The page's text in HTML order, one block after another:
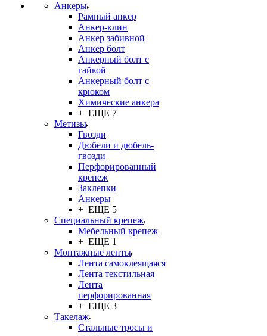
Анкеры
Рамный анкер
Анкер-клин
Анкер забивной
Анкер болт
Анкерный болт с
гайкой
Анкерный болт с
крюком
Химические анкера
+ ЕЩЕ 7
Метизы
Гвозди
Дюбели и дюбель-
гвозди
Перфорированный
крепеж
Заклепки
Анкеры
+ ЕЩЕ 5
Специальный крепеж
Мебельный крепеж
+ ЕЩЕ 1
Монтажные ленты
Лента самоклеящаяся
Лента текстильная
Лента
перфорированная
+ ЕЩЕ 3
Такелаж
Стальные тросы и